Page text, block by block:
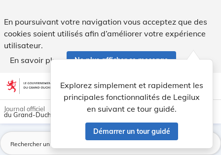
En poursuivant votre navigation vous acceptez que des
cookies soient utilisés afin d’améliorer votre expérience
utilisateur.
En savoir plus
Ne plus afficher ce message
Aller au contenu account_circle help Aide
Explorez simplement et rapidement les
principales fonctionnalités de Legilux
en suivant ce tour guidé.
Démarrer un tour guidé
light_mode dark_mode
Journal officiel
du Grand-Duché de Luxembourg